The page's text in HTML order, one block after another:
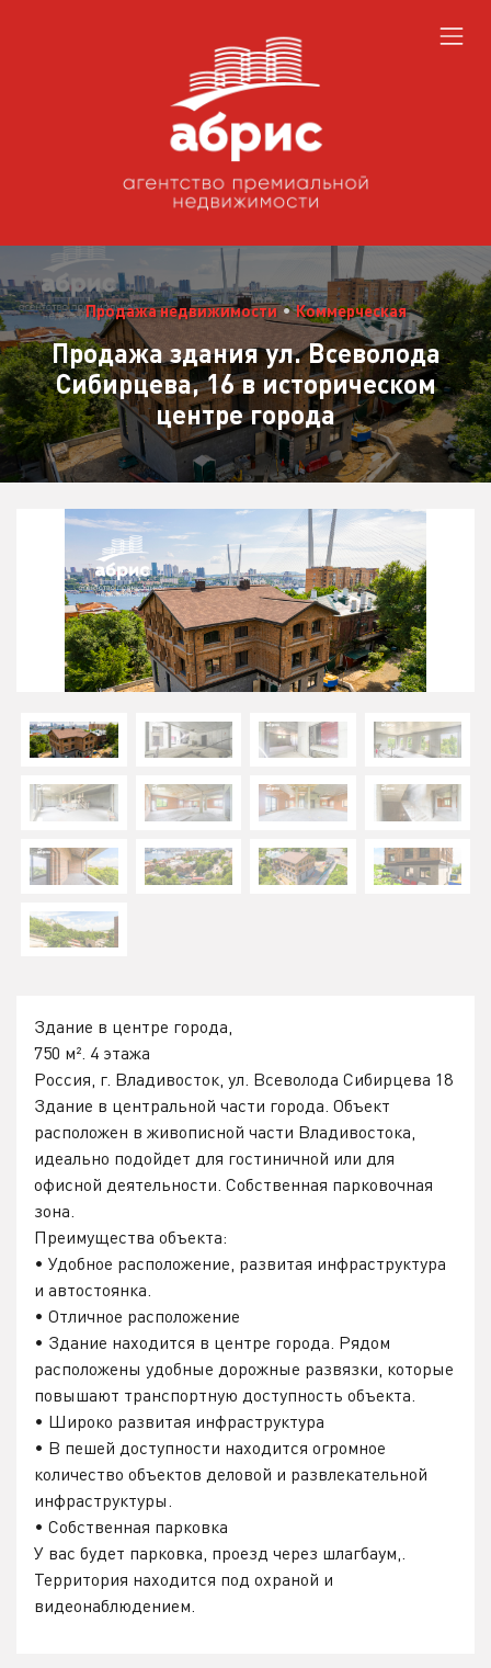
Продажа недвижимости•Коммерческая
Продажа здания ул. Всеволода
Сибирцева, 16 в историческом
центре города
Здание в центре города,
750 м². 4 этажа
Россия, г. Владивосток, ул. Всеволода Сибирцева 18
Здание в центральной части города. Объект
расположен в живописной части Владивостока,
идеально подойдет для гостиничной или для
офисной деятельности. Собственная парковочная
зона.
Преимущества объекта:
• Удобное расположение, развитая инфраструктура
и автостоянка.
• Отличное расположение
• Здание находится в центре города. Рядом
расположены удобные дорожные развязки, которые
повышают транспортную доступность объекта.
• Широко развитая инфраструктура
• В пешей доступности находится огромное
количество объектов деловой и развлекательной
инфраструктуры.
• Собственная парковка
У вас будет парковка, проезд через шлагбаум,.
Территория находится под охраной и
видеонаблюдением.